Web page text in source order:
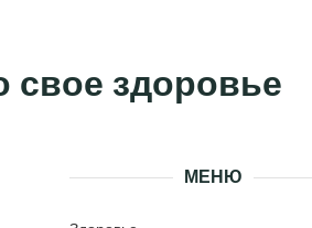
свое здоровье
МЕНЮ